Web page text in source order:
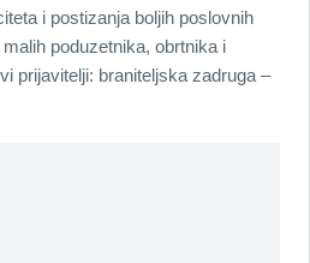
i postizanja boljih poslovnih
poduzetnika, obrtnika i
prijavitelji: braniteljska zadruga –